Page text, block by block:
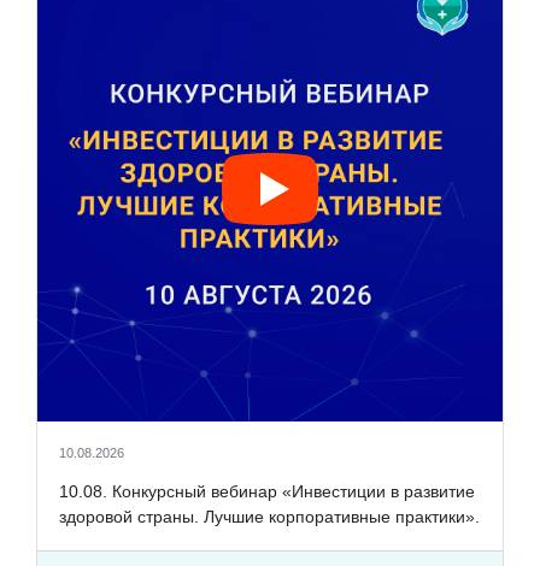
10.08.2026
10.08. Конкурсный вебинар «Инвестиции в развитие
здоровой страны. Лучшие корпоративные практики».